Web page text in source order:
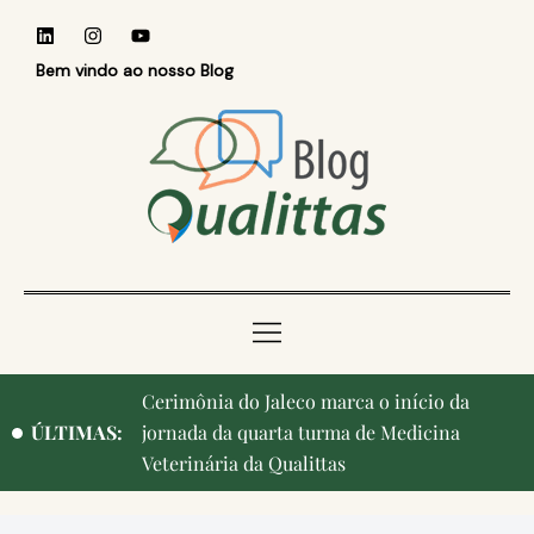
Bem vindo ao nosso Blog
ÚLTIMAS:
Cerimônia do Jaleco marca o início da
jornada da quarta turma de Medicina
Veterinária da Qualittas